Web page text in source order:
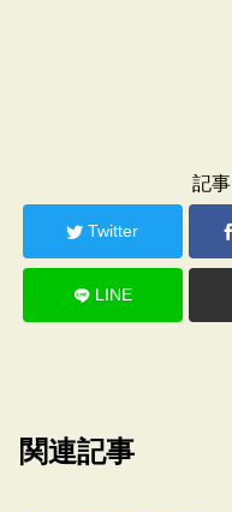
記
Twitter
LINE
関連記事